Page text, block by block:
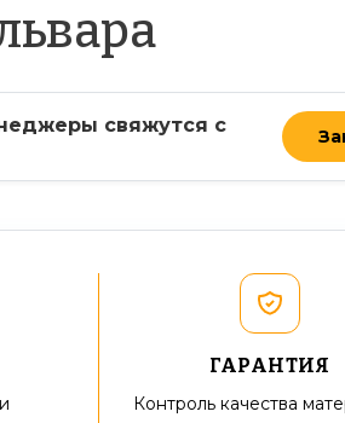
свяжутся с
ГАРАНТИЯ
Контроль качества